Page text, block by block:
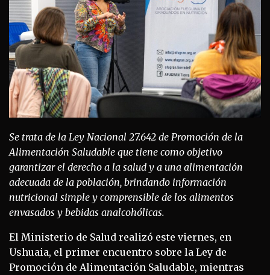
Se trata de la Ley Nacional 27.642 de Promoción de la
Alimentación Saludable que tiene como objetivo
garantizar el derecho a la salud y a una alimentación
adecuada de la población, brindando información
nutricional simple y comprensible de los alimentos
envasados y bebidas analcohólicas.
El Ministerio de Salud realizó este viernes, en
Ushuaia, el primer encuentro sobre la Ley de
Promoción de Alimentación Saludable, mientras